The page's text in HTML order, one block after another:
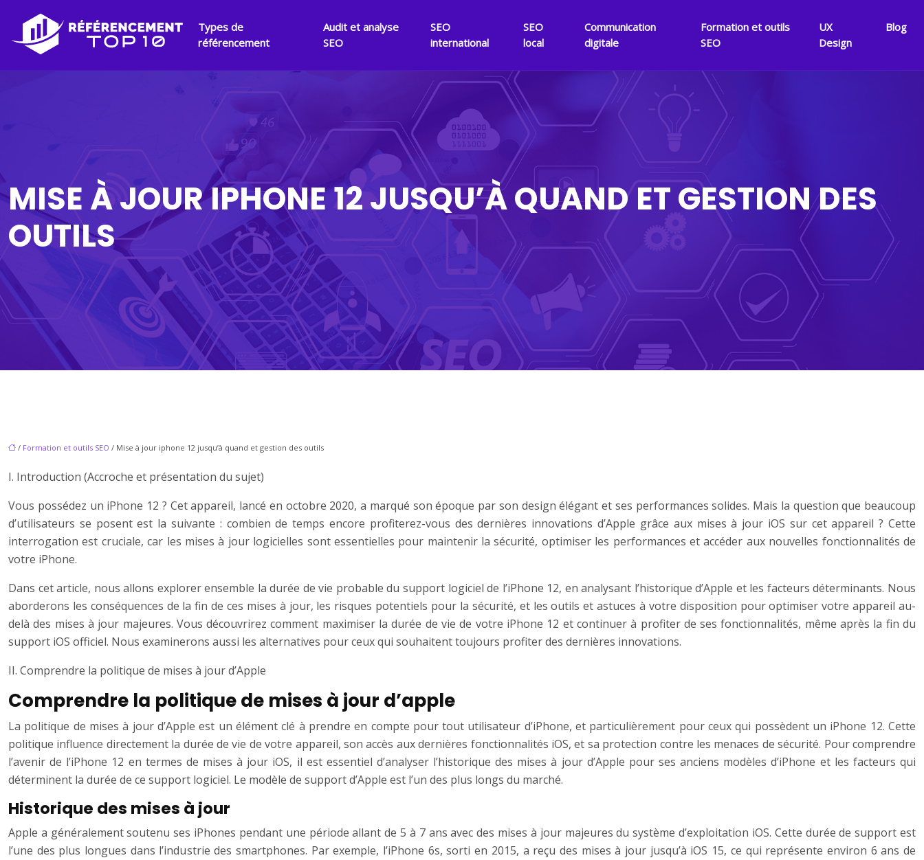
Types de
référencement
Audit et analyse
SEO
SEO
international
SEO
local
Communication
digitale
Formation et outils
SEO
UX
Design
Blog
MISE À JOUR IPHONE 12 JUSQU’À QUAND ET GESTION DES
OUTILS
/ Formation et outils SEO / Mise à jour iphone 12 jusqu’à quand et gestion des outils
I. Introduction (Accroche et présentation du sujet)
Vous possédez un iPhone 12 ? Cet appareil, lancé en octobre 2020, a marqué son époque par son design élégant et ses performances solides. Mais la question que beaucoup
d’utilisateurs se posent est la suivante : combien de temps encore profiterez-vous des dernières innovations d’Apple grâce aux mises à jour iOS sur cet appareil ? Cette
interrogation est cruciale, car les mises à jour logicielles sont essentielles pour maintenir la sécurité, optimiser les performances et accéder aux nouvelles fonctionnalités de
votre iPhone.
Dans cet article, nous allons explorer ensemble la durée de vie probable du support logiciel de l’iPhone 12, en analysant l’historique d’Apple et les facteurs déterminants. Nous
aborderons les conséquences de la fin de ces mises à jour, les risques potentiels pour la sécurité, et les outils et astuces à votre disposition pour optimiser votre appareil au-
delà des mises à jour majeures. Vous découvrirez comment maximiser la durée de vie de votre iPhone 12 et continuer à profiter de ses fonctionnalités, même après la fin du
support iOS officiel. Nous examinerons aussi les alternatives pour ceux qui souhaitent toujours profiter des dernières innovations.
II. Comprendre la politique de mises à jour d’Apple
Comprendre la politique de mises à jour d’apple
La politique de mises à jour d’Apple est un élément clé à prendre en compte pour tout utilisateur d’iPhone, et particulièrement pour ceux qui possèdent un iPhone 12. Cette
politique influence directement la durée de vie de votre appareil, son accès aux dernières fonctionnalités iOS, et sa protection contre les menaces de sécurité. Pour comprendre
l’avenir de l’iPhone 12 en termes de mises à jour iOS, il est essentiel d’analyser l’historique des mises à jour d’Apple pour ses anciens modèles d’iPhone et les facteurs qui
déterminent la durée de ce support logiciel. Le modèle de support d’Apple est l’un des plus longs du marché.
Historique des mises à jour
Apple a généralement soutenu ses iPhones pendant une période allant de 5 à 7 ans avec des mises à jour majeures du système d’exploitation iOS. Cette durée de support est
l’une des plus longues dans l’industrie des smartphones. Par exemple, l’iPhone 6s, sorti en 2015, a reçu des mises à jour jusqu’à iOS 15, ce qui représente environ 6 ans de